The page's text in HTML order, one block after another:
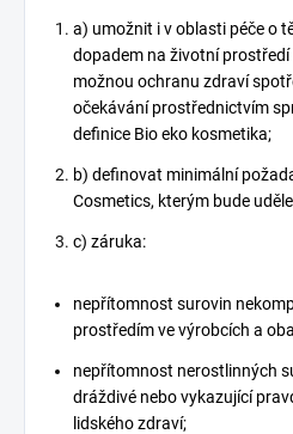
a) umožnit i v oblasti péče o
dopadem na životní
možnou ochranu zdraví
očekávání prostřednictvím
definice Bio eko kosmetika;
b) definovat minimální
Cosmetics, kterým bude
c) záruka:
nepřítomnost surovin
prostředím ve výrobcích a
nepřítomnost nerostlinných
dráždivé nebo vykazující
lidského zdraví;